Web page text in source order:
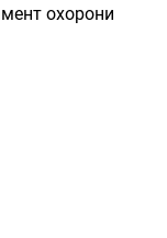
охорони